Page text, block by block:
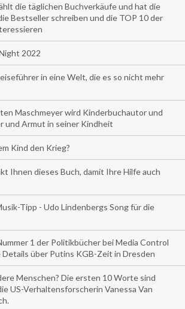
die täglichen Buchverkäufe und hat die
Bestseller schreiben und die TOP 10 der
2022
in eine Welt, die es so nicht mehr
Maschmeyer wird Kinderbuchautor und
und Armut in seiner Kindheit
Kind den Krieg?
Ihnen dieses Buch, damit Ihre Hilfe auch
Tipp - Udo Lindenbergs Song für die
1 der Politikbücher bei Media Control
über Putins KGB-Zeit in Dresden
Menschen? Die ersten 10 Worte sind
US-Verhaltensforscherin Vanessa Van